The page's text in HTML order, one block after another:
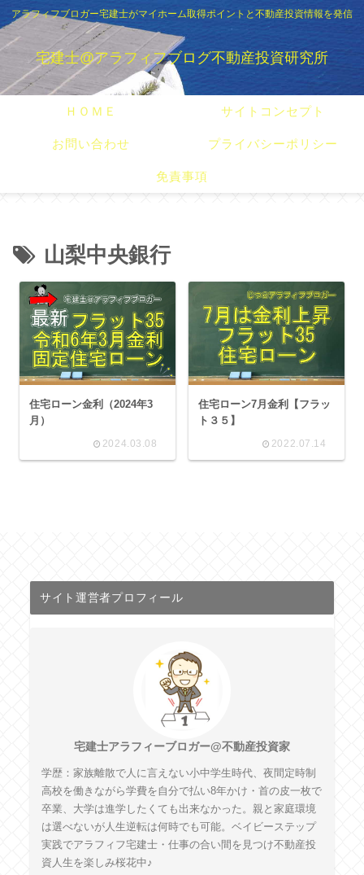
アラフィフブロガー宅建士がマイホーム取得ポイントと不動産投資情報を発信
宅建士@アラフィフブログ不動産投資研究所
ＨＯＭＥ サイトコンセプト
お問い合わせ プライバシーポリシー
免責事項
山梨中央銀行
住宅ローン金利（2024年3
月）
2024.03.08
住宅ローン7月金利【フラッ
ト３５】
2022.07.14
サイト運営者プロフィール
宅建士アラフィーブロガー@不動産投資家
学歴：家族離散で人に言えない小中学生時代、夜間定時制
高校を働きながら学費を自分で払い8年かけ・首の皮一枚で
卒業、大学は進学したくても出来なかった。親と家庭環境
は選べないが人生逆転は何時でも可能。ベイビーステップ
実践でアラフィフ宅建士・仕事の合い間を見つけ不動産投
資人生を楽しみ桜花中♪